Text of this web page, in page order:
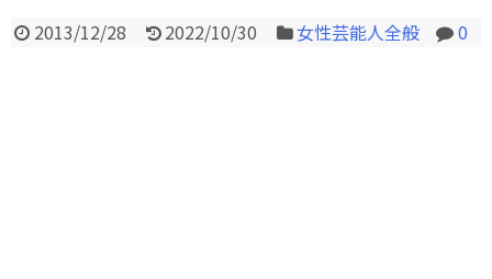
2013/12/28 2022/10/30 女性芸能人全般 0